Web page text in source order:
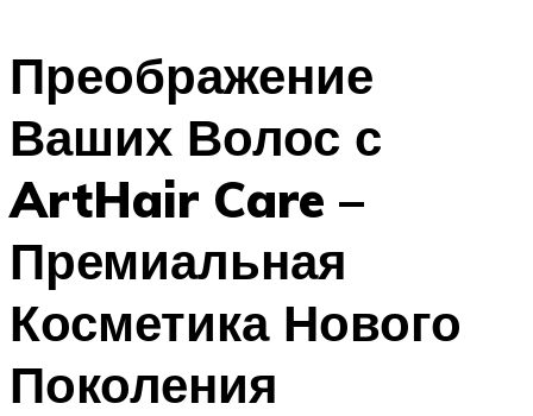
Преображение
Ваших Волос с
ArtHair Care –
Премиальная
Косметика Нового
Поколения